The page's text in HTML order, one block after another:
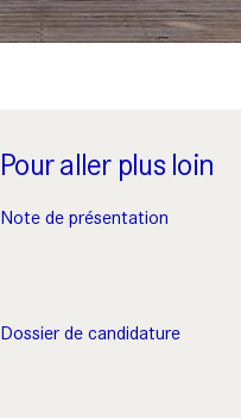
Pour aller plus loin
Note de présentation
Dossier de candidature